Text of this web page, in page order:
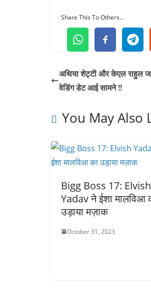
Share This To Others...
अथिया शेट्टी और केएल राहुल
वेडिंग डेट आई सामने !!
You May Also
Bigg Boss 17: Elvish
Yadav ने ईशा मालविआ
उड़ाया मज़ाक
October 31, 2023